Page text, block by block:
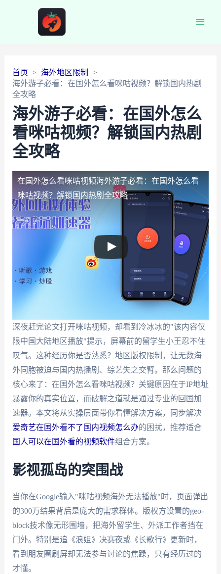
首页
海外地区限制
海外游子必看：在国外怎么看咪咕视频？解锁国内热剧
全攻略
海外游子必看：在国外怎么
看咪咕视频？解锁国内热剧
全攻略
在国外怎么看咪咕视频海外游子必看：在国外怎么看
咪咕视频？解锁国内热剧全攻略
深夜赶完论文打开咪咕视频，却看到冷冰冰的"该内容仅
限中国大陆地区播放"提示，屏幕前的留学生小王忍不住
叹气。这种经历你是否熟悉？地区版权限制，让无数海
外同胞被迫与国内热播剧、综艺失之交臂。那么问题的
核心来了：在国外怎么看咪咕视频？关键原因在于IP地址
暴露你的真实位置，而破解之道就是通过专业的回国加
速器。本文将从实操层面带你看懂解决方案，同步解决
爱奇艺在国外看不了国内视频怎么办的困扰，推荐适合
国人可以在国外看的视频软件组合方案。
影视孤岛的突围战
当你在Google输入"咪咕视频海外无法播放"时，页面弹出
的300万结果背后是庞大的需求群体。版权方设置的geo-
block技术像无形围墙，把海外留学生、外派工作者挡在
门外。特别是追《浪姐》决赛夜或《长歌行》更新时，
看到朋友圈刷屏却无法参与讨论的焦躁，只有经历过的
才懂。